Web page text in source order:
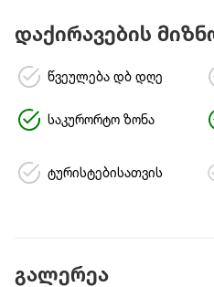
დაქირავების
წვეულება დბ დღე
საკურორტო ზონა
ტურისტებისათვის
გალერეა